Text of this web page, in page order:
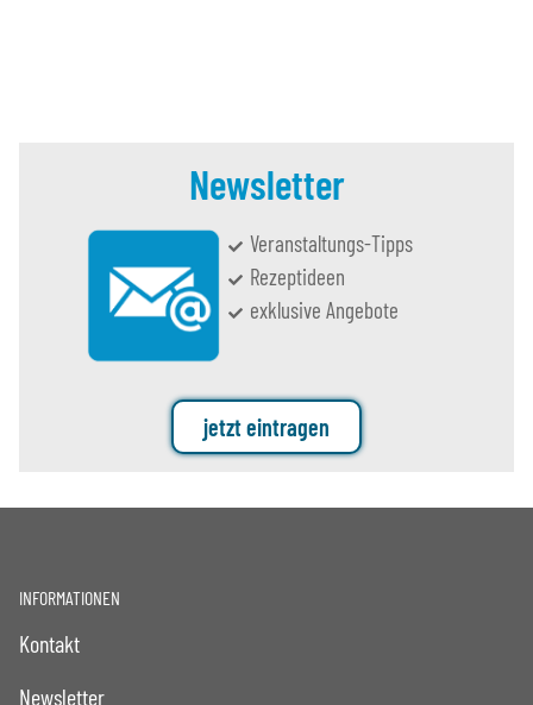
Newsletter
Veranstaltungs-Tipps
Rezeptideen
exklusive Angebote
jetzt eintragen
INFORMATIONEN
Kontakt
Newsletter